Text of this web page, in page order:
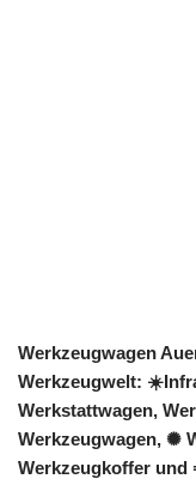
Werkzeugwagen
Werkzeugwelt:
Werkstattwagen,
Werkzeugwagen, ✺
Werkzeugkoffer